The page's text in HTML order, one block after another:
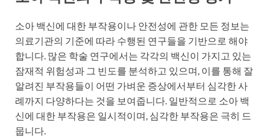
소아 백신에 대한 부작용이나 안전성에 관한 모든 정보는
의료기관의 기준에 따라 수행된 연구들을 기반으로 해야
합니다. 많은 학술 연구에서는 각각의 백신이 가지고 있는
잠재적 위험성과 그 빈도를 분석하고 있으며, 이를 통해 잘
알려진 부작용들이 어떤 가벼운 증상에서부터 심각한 사
례까지 다양하다는 것을 보여줍니다. 일반적으로 소아 백
신에 대한 부작용은 일시적이며, 심각한 부작용은 극히 드
뭅니다.